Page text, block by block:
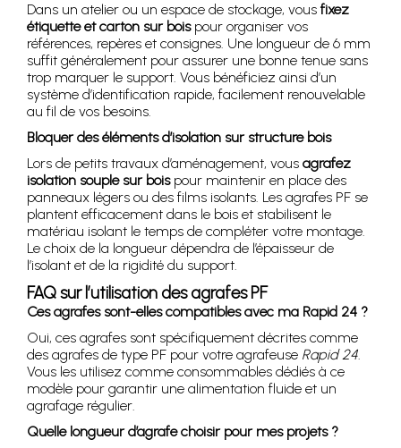
Dans un atelier ou un espace de stockage, vous fixez
étiquette et carton sur boispour organiser vos
références, repères et consignes. Une longueur de 6 mm
suffit généralement pour assurer une bonne tenue sans
trop marquer le support. Vous bénéficiez ainsi d’un
système d’identification rapide, facilement renouvelable
au fil de vos besoins.
Bloquer des éléments d’isolation sur structure bois
Lors de petits travaux d’aménagement, vous agrafez
isolation souple sur boispour maintenir en place des
panneaux légers ou des films isolants. Les agrafes PF se
plantent efficacement dans le bois et stabilisent le
matériau isolant le temps de compléter votre montage.
Le choix de la longueur dépendra de l’épaisseur de
l’isolant et de la rigidité du support.
FAQ sur l’utilisation des agrafes PF
Ces agrafes sont-elles compatibles avec ma Rapid 24 ?
Oui, ces agrafes sont spécifiquement décrites comme
des agrafes de type PF pour votre agrafeuse Rapid 24.
Vous les utilisez comme consommables dédiés à ce
modèle pour garantir une alimentation fluide et un
agrafage régulier.
Quelle longueur d’agrafe choisir pour mes projets ?